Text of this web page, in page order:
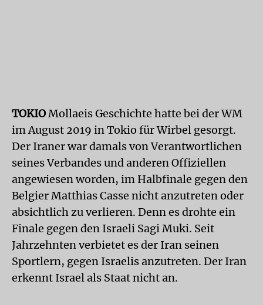
TOKIOMollaeis Geschichte hatte bei der WM
im August 2019 in Tokio für Wirbel gesorgt.
Der Iraner war damals von Verantwortlichen
seines Verbandes und anderen Offiziellen
angewiesen worden, im Halbfinale gegen den
Belgier Matthias Casse nicht anzutreten oder
absichtlich zu verlieren. Denn es drohte ein
Finale gegen den Israeli Sagi Muki. Seit
Jahrzehnten verbietet es der Iran seinen
Sportlern, gegen Israelis anzutreten. Der Iran
erkennt Israel als Staat nicht an.